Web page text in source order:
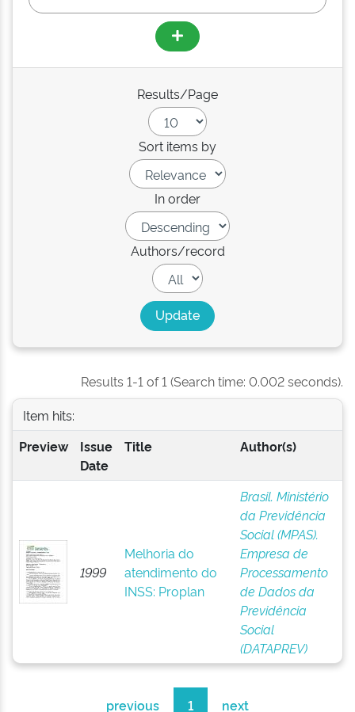
Results/Page
Sort items by
In order
Authors/record
Results 1-1 of 1 (Search time: 0.002 seconds).
Item hits:
Preview
Issue
Date
Title Author(s)
1999
Melhoria do
atendimento do
INSS: Proplan
Brasil. Ministério
da Previdência
Social (MPAS).
Empresa de
Processamento
de Dados da
Previdência
Social
(DATAPREV)
previous 1 next